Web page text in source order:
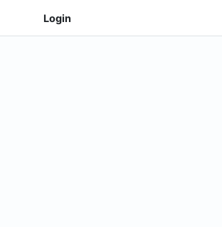
Login